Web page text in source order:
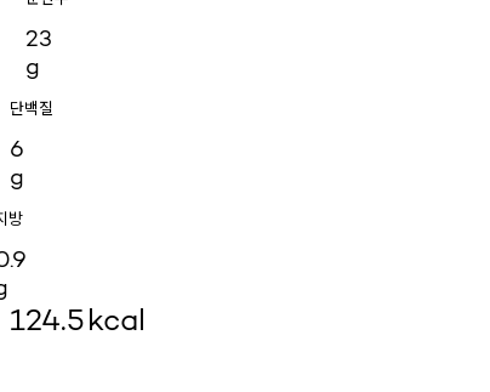
23
g
단백질
6
g
방
124.5kcal